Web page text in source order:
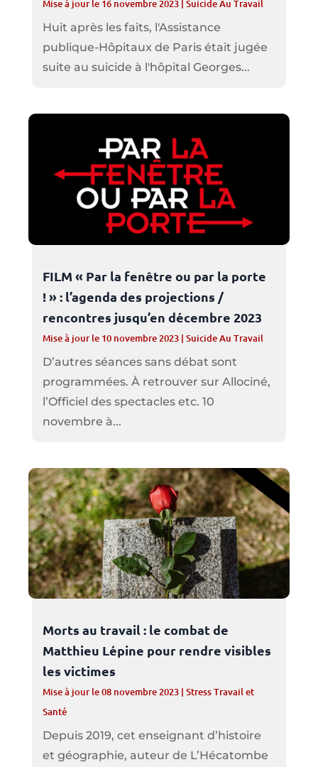
Mise à jour le 16 novembre 2023| Suicide Au Travail
Huit après les faits, l'Assistance
publique-Hôpitaux de Paris était jugée
suite au suicide à l'hôpital Georges...
FILM « Par la fenêtre ou par la porte
! » : l’agenda des projections /
rencontres jusqu’en décembre 2023
Mise à jour le 10 novembre 2023| Suicide Au Travail
D’autres séances sans débat sont
programmées. À retrouver sur Allociné,
l’Officiel des spectacles etc. 10
novembre à...
Morts au travail : le combat de
Matthieu Lépine pour rendre visibles
les victimes
Mise à jour le 08 novembre 2023| Stress Travail et
Santé
Depuis 2019, cet enseignant d’histoire
et géographie, auteur de L’Hécatombe